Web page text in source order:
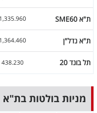
ת"א SME60 1,335.960
ת"א נדל"ן 1,364.460
תל בונד 20 438.230
מניות בולטות בת"א